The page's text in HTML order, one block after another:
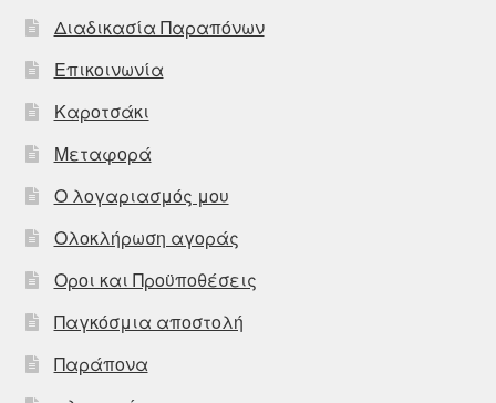
Διαδικασία Παραπόνων
Επικοινωνία
Καροτσάκι
Μεταφορά
Ο λογαριασμός μου
Ολοκλήρωση αγοράς
Οροι και Προϋποθέσεις
Παγκόσμια αποστολή
Παράπονα